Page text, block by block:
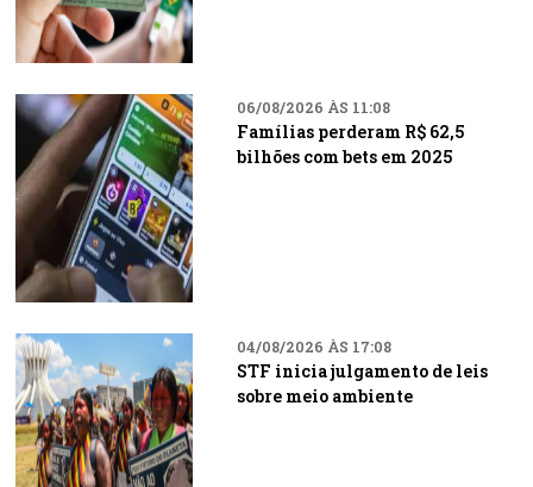
06/08/2026 ÀS 11:08
Famílias perderam R$ 62,5
bilhões com bets em 2025
04/08/2026 ÀS 17:08
STF inicia julgamento de leis
sobre meio ambiente